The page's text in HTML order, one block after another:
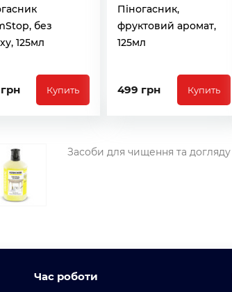
без
125мл
Купить
Піногасник,
фруктовий аромат,
125мл
499 грн Купить
Засоби для чищення та догляду
Час роботи